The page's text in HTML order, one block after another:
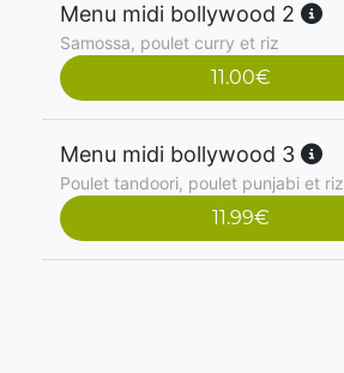
Menu midi bollywood 2
Samossa, poulet curry et riz
11.00€
Menu midi bollywood 3
Poulet tandoori, poulet punjabi et riz
11.99€